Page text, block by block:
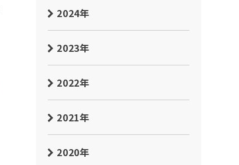
2024年
2023年
2022年
2021年
2020年